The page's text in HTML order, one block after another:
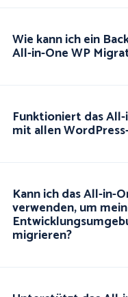
Wie kann ich ein
All-in-One WP
Funktioniert das
mit allen
Kann ich das All-in-
verwenden, um
migrieren?